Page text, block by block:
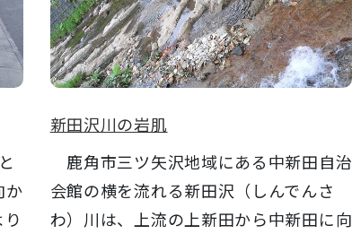
か
新田沢川の岩肌
鹿角市三ツ矢沢地域にある中新田自治
会館の横を流れる新田沢（しんでんさ
わ）川は、上流の上新田から中新田に向